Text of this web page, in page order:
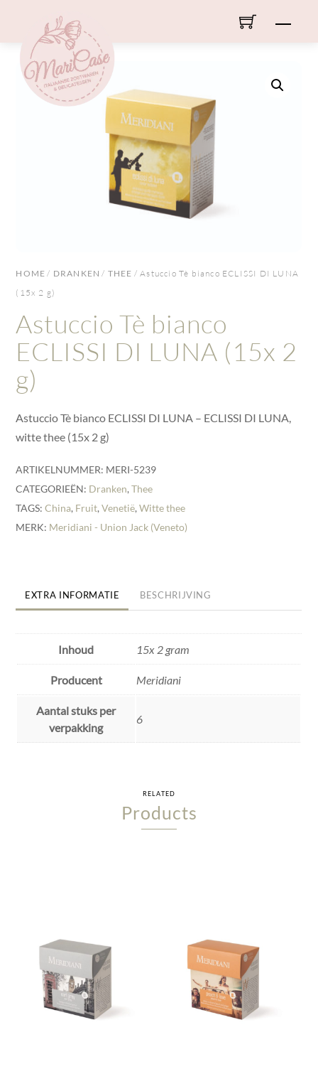
content
HOME / DRANKEN / THEE / Astuccio Tè bianco ECLISSI DI LUNA
(15x 2 g)
Astuccio Tè bianco
ECLISSI DI LUNA (15x 2
g)
Astuccio Tè bianco ECLISSI DI LUNA – ECLISSI DI LUNA,
witte thee (15x 2 g)
ARTIKELNUMMER: MERI-5239
CATEGORIEËN: Dranken,Thee
TAGS:China, Fruit,Venetië,Witte thee
MERK: Meridiani - Union Jack (Veneto)
EXTRA INFORMATIE BESCHRIJVING
Inhoud 15x 2 gram
Producent Meridiani
Aantal stuks per
verpakking
6
RELATED
Products